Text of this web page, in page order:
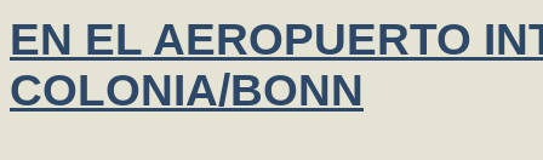
EN EL AEROPUERTO
COLONIA/BONN